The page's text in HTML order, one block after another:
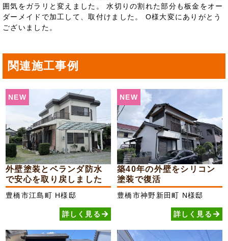
囲気をガラリと変えました。 水切りの割れた部分も板金をオー
ダーメイドで加工して、取付けました。 O様大変にありがとう
ございました。
関連施工事例
NEW
外壁塗装とベランダ防水
で安心を取り戻しました
豊橋市江島町 H様邸
詳しく見る
NEW
築40年の外壁をシリコン
塗装で復活
豊橋市神野新田町 N様邸
詳しく見る